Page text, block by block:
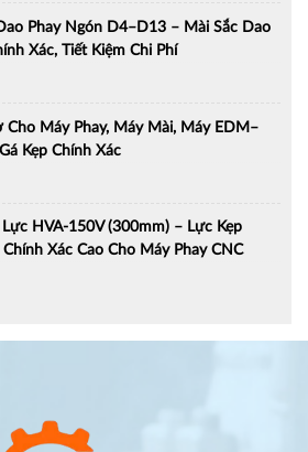
Phay Ngón D4–D13 – Mài Sắc Dao
Xác, Tiết Kiệm Chi Phí
Cho Máy Phay, Máy Mài, Máy EDM–
Kẹp Chính Xác
Lực HVA-150V (300mm) – Lực Kẹp
Xác Cao Cho Máy Phay CNC